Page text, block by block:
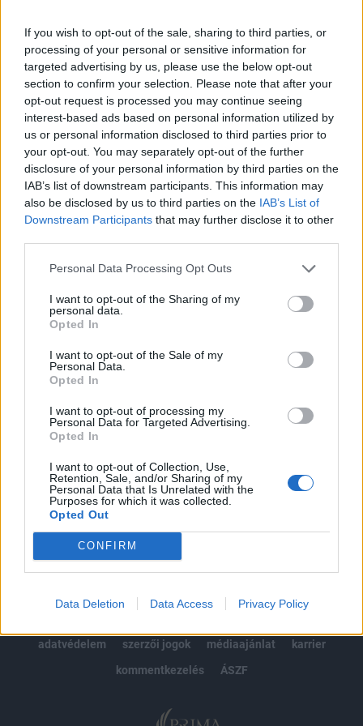
If you wish to opt-out of the sale, sharing to third parties, or
processing of your personal or sensitive information for
targeted advertising by us, please use the below opt-out
section to confirm your selection. Please note that after your
opt-out request is processed you may continue seeing
interest-based ads based on personal information utilized by
us or personal information disclosed to third parties prior to
your opt-out. You may separately opt-out of the further
disclosure of your personal information by third parties on the
IAB’s list of downstream participants. This information may
also be disclosed by us to third parties on the IAB’s List of
Downstream Participants that may further disclose it to other
Personal Data Processing Opt Outs
I want to opt-out of the Sharing of my
personal data.
Opted In
I want to opt-out of the Sale of my
Personal Data.
Opted In
I want to opt-out of processing my
Personal Data for Targeted Advertising.
Opted In
I want to opt-out of Collection, Use,
Retention, Sale, and/or Sharing of my
Personal Data that Is Unrelated with the
Purposes for which it was collected.
Opted Out
CONFIRM
Data Deletion Data Access Privacy Policy
Az előrejelzések szerint a jelenlegi miniszterelnöknek,
Janez Jansának vagy legfőbb kihívójának, az újonnan
alakult Szabadság Mozgalom elnökének, Robert Golobnak
nyílik majd lehetősége új kormányt alakítani. Utóbbi nem
vehetett részt a kampányhajrában, mert pozitív lett a
koronavírustesztje. Szavazatát vasárnap levélben adhatja
le. A Vecer és a Dnevnik című napilap által...
KEDVES OLVASÓNK!
regisztrációhoz kötött.
Az előfizetés a következőket tartalmazza:
Portfolio.hu teljes cikkarchívum
kötéslistái
Előfizetés
MÁR ELŐFIZETŐNK VAGY?BEJELENTKEZÉS
adatvédelem
szerzői jogok médiaajánlat
karrier
kommentkezelés
ÁSZF